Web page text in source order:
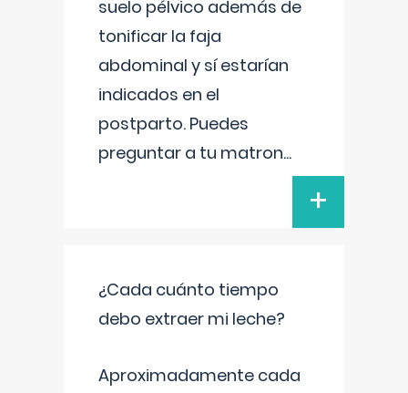
suelo pélvico además de
tonificar la faja
abdominal y sí estarían
indicados en el
postparto. Puedes
preguntar a tu matron...
+
¿Cada cuánto tiempo
debo extraer mi leche?
Aproximadamente cada